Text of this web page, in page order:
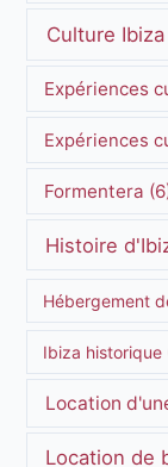
Culture Ibiza
Expériences
Expériences
Formentera
Histoire
Hébergement
Ibiza historique
Location
Location de